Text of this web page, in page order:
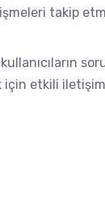
takip
için etkili